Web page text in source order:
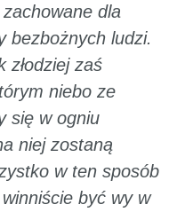
dla
bezbożnych ludzi.
złodziej zaś
niebo ze
się w ogniu
niej zostaną
w ten sposób
być wy w